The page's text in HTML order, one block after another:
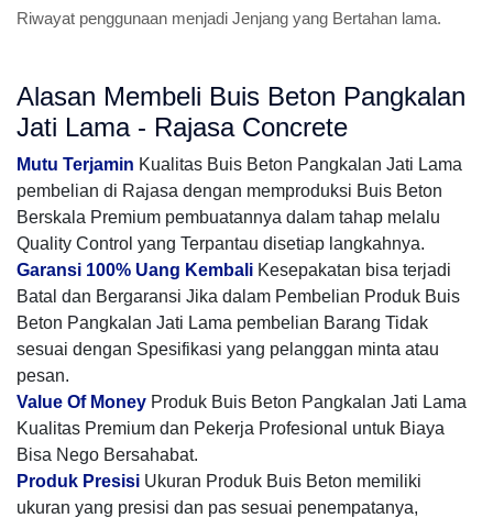
Riwayat penggunaan menjadi Jenjang yang Bertahan lama.
Alasan Membeli Buis Beton Pangkalan
Jati Lama - Rajasa Concrete
Mutu Terjamin Kualitas Buis Beton Pangkalan Jati Lama
pembelian di Rajasa dengan memproduksi Buis Beton
Berskala Premium pembuatannya dalam tahap melalu
Quality Control yang Terpantau disetiap langkahnya.
Garansi 100% Uang Kembali Kesepakatan bisa terjadi
Batal dan Bergaransi Jika dalam Pembelian Produk Buis
Beton Pangkalan Jati Lama pembelian Barang Tidak
sesuai dengan Spesifikasi yang pelanggan minta atau
pesan.
Value Of Money Produk Buis Beton Pangkalan Jati Lama
Kualitas Premium dan Pekerja Profesional untuk Biaya
Bisa Nego Bersahabat.
Produk Presisi Ukuran Produk Buis Beton memiliki
ukuran yang presisi dan pas sesuai penempatanya,